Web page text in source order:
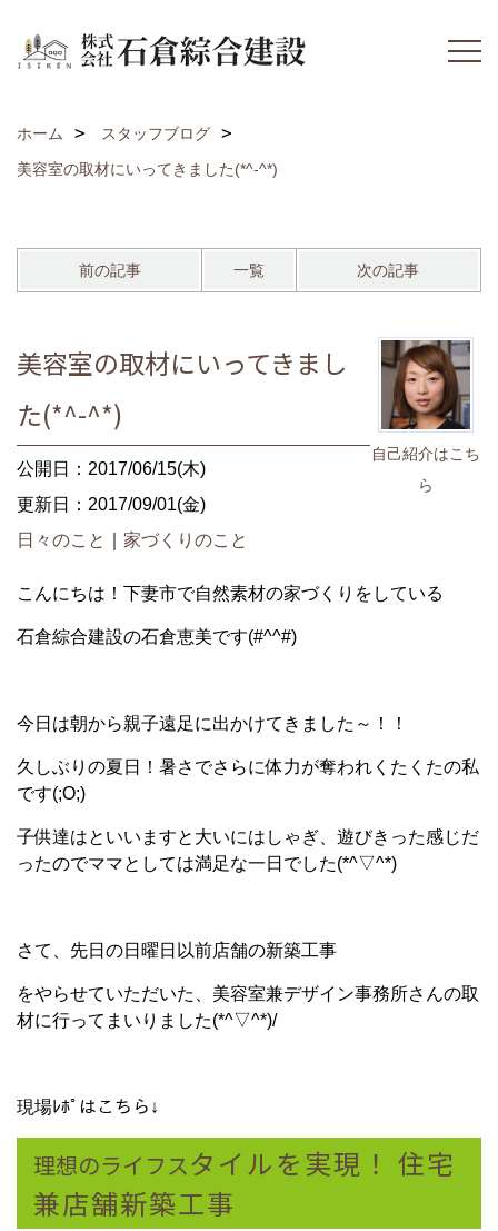
ホーム
スタッフブログ
美容室の取材にいってきました(*^-^*)
前の記事 一覧 次の記事
自己紹介はこち
ら
美容室の取材にいってきまし
た(*^-^*)
公開日：2017/06/15(木)
更新日：2017/09/01(金)
日々のこと
家づくりのこと
こんにちは！下妻市で自然素材の家づくりをしている
石倉綜合建設の石倉恵美です(#^^#)
今日は朝から親子遠足に出かけてきました～！！
久しぶりの夏日！暑さでさらに体力が奪われくたくたの私
です(;O;)
子供達はといいますと大いにはしゃぎ、遊びきった感じだ
ったのでママとしては満足な一日でした(*^▽^*)
さて、先日の日曜日以前店舗の新築工事
をやらせていただいた、美容室兼デザイン事務所さんの取
材に行ってまいりました(*^▽^*)/
現場ﾚﾎﾟはこちら↓
理想のライフスタイルを実現！ 住宅
兼店舗新築工事